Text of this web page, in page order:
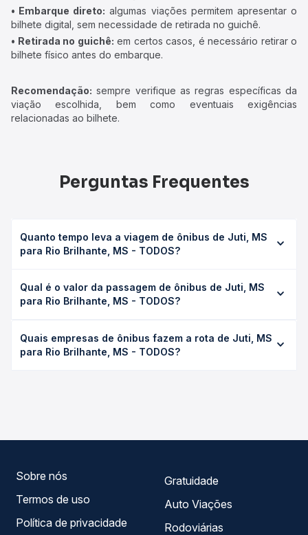
• Embarque direto: algumas viações permitem apresentar o
bilhete digital, sem necessidade de retirada no guichê.
• Retirada no guichê: em certos casos, é necessário retirar o
bilhete físico antes do embarque.
Recomendação: sempre verifique as regras específicas da
viação escolhida, bem como eventuais exigências
relacionadas ao bilhete.
Perguntas Frequentes
Quanto tempo leva a viagem de ônibus de Juti, MS
para Rio Brilhante, MS - TODOS?
TODOS leva em média 2h 48min, podendo variar
conforme a viação, o tipo de serviço (convencional,
duração exata de cada opção na data desejada.
Qual é o valor da passagem de ônibus de Juti, MS
para Rio Brilhante, MS - TODOS?
Brilhante, MS - TODOS custa em média R$ 81,35 e varia
conforme a data da viagem, a empresa, o tipo de poltrona
Quais empresas de ônibus fazem a rota de Juti, MS
para Rio Brilhante, MS - TODOS?
Sobre nós
Termos de uso
Política de privacidade
Gratuidade
Auto Viações
Rodoviárias